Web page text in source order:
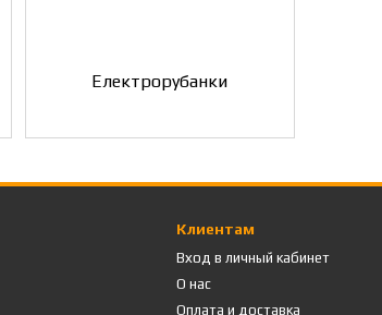
Електрорубанки
Клиентам
Вход в личный кабинет
О нас
Оплата и доставка